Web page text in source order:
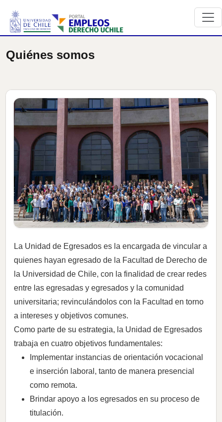
Quiénes somos
La Unidad de Egresados es la encargada de vincular a
quienes hayan egresado de la Facultad de Derecho de
la Universidad de Chile, con la finalidad de crear redes
entre las egresadas y egresados y la comunidad
universitaria; revinculándolos con la Facultad en torno
a intereses y objetivos comunes.
Como parte de su estrategia, la Unidad de Egresados
trabaja en cuatro objetivos fundamentales:
Implementar instancias de orientación vocacional
e inserción laboral, tanto de manera presencial
como remota.
Brindar apoyo a los egresados en su proceso de
titulación.